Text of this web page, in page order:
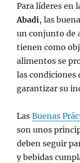
Para líderes en
Abadi, las
un conjunto de
tienen como
alimentos se
las condiciones
garantizar su
LasBuenas
son unos
deben seguir
y bebidas